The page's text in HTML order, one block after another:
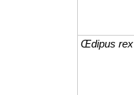
Œdipus rex